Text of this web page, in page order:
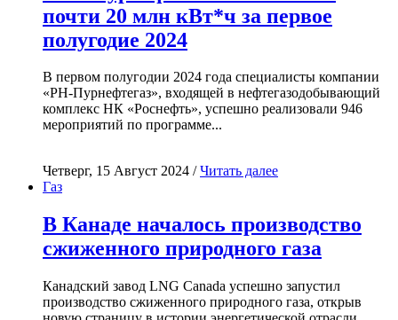
почти 20 млн кВт*ч за первое
полугодие 2024
В первом полугодии 2024 года специалисты компании
«РН-Пурнефтегаз», входящей в нефтегазодобывающий
комплекс НК «Роснефть», успешно реализовали 946
мероприятий по программе...
Четверг, 15 Август 2024 /Читать далее
Газ
В Канаде началось производство
сжиженного природного газа
Канадский завод LNG Canada успешно запустил
производство сжиженного природного газа, открыв